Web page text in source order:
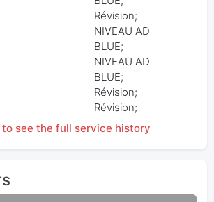
Révision;
NIVEAU AD
BLUE;
NIVEAU AD
BLUE;
Révision;
Révision;
to see the full service history